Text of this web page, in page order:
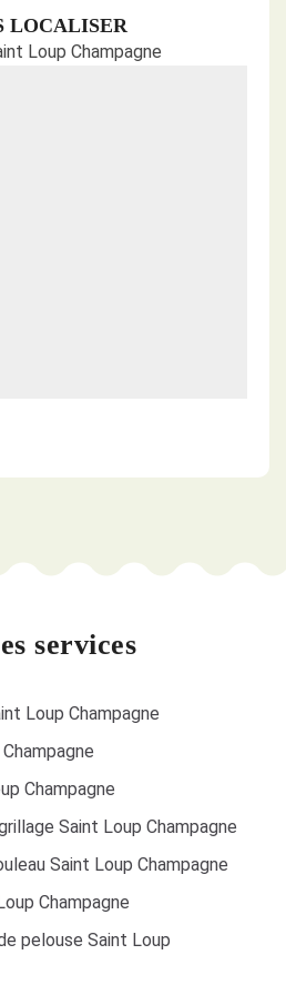
LOCALISER
Loup Champagne
services
Loup Champagne
Champagne
Saint Loup Champagne
Saint Loup Champagne
Champagne
pelouse Saint Loup